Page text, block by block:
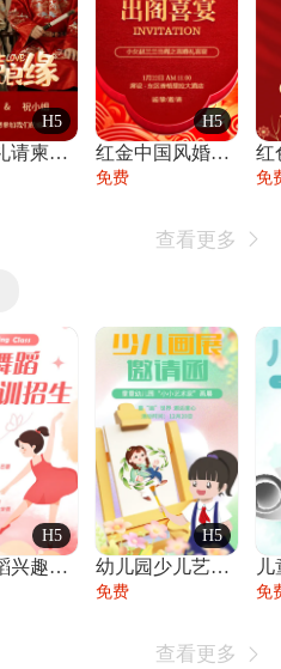
H5
轻奢婚礼请柬婚礼邀请函结婚照请帖
H5
红金中国风婚礼请柬出阁喜宴嫁女请帖出阁宴
免费 免
查看更多 
H5
少儿舞蹈兴趣班艺术培训学校招生宣传
H5
幼儿园少儿艺术展览绘画展摄影作品展美术展
免费 免
查看更多 